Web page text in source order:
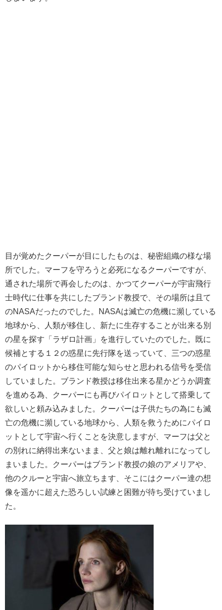
目が覚めたクーパーが目にしたものは、秘密組織の様な場
所でした。マーフを守ろうと必死になるクーパーですが、
通された場所で再会したのは、かつてクーパーが宇宙飛行
士時代に仕事を共にしたブランド教授で、その場所は且て
のNASAだったのでした。NASAは滅亡の危機に瀕している
地球から、人類が移住し、新たに生存することが出来る別
の星を探す「ラザロ計画」を進行していたのでした。既に
候補とする１２の惑星に先行隊を送っていて、三つの惑星
のパイロットから移住可能な知らせと思われる信号を受信
していました。ブランド教授は移住出来る星かどうか調査
を進める為、クーパーにも再びパイロットとして搭乗して
欲しいと頼み込みました。クーパーは子供たちの為にも滅
亡の危機に瀕している地球から、人類を救うためにパイロ
ットとして宇宙へ行くことを決意しますが、マーフは父と
の別れに納得出来ないまま、父と娘は離れ離れになってし
まいました。クーパーはブランド教授の娘のアメリアや、
他のクルーと宇宙へ旅立ちます、そこにはクーパー達の想
像を遥かに超えた恐ろしい試練と困難が待ち受けていまし
た。